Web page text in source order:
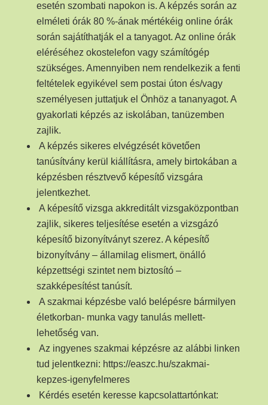
esetén szombati napokon is. A képzés során az
elméleti órák 80 %-ának mértékéig online órák
során sajátíthatják el a tanyagot. Az online órák
eléréséhez okostelefon vagy számítógép
szükséges. Amennyiben nem rendelkezik a fenti
feltételek egyikével sem postai úton és/vagy
személyesen juttatjuk el Önhöz a tananyagot. A
gyakorlati képzés az iskolában, tanüzemben
zajlik.
A képzés sikeres elvégzését követően
tanúsítvány kerül kiállításra, amely birtokában a
képzésben résztvevő képesítő vizsgára
jelentkezhet.
A képesítő vizsga akkreditált vizsgaközpontban
zajlik, sikeres teljesítése esetén a vizsgázó
képesítő bizonyítványt szerez. A képesítő
bizonyítvány – államilag elismert, önálló
képzettségi szintet nem biztosító –
szakképesítést tanúsít.
A szakmai képzésbe való belépésre bármilyen
életkorban- munka vagy tanulás mellett-
lehetőség van.
Az ingyenes szakmai képzésre az alábbi linken
tud jelentkezni: https://easzc.hu/szakmai-
kepzes-igenyfelmeres
Kérdés esetén keresse kapcsolattartónkat: